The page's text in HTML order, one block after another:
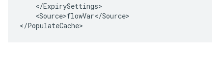
    </ExpirySettings>
    <Source>flowVar</Source>
</PopulateCache>